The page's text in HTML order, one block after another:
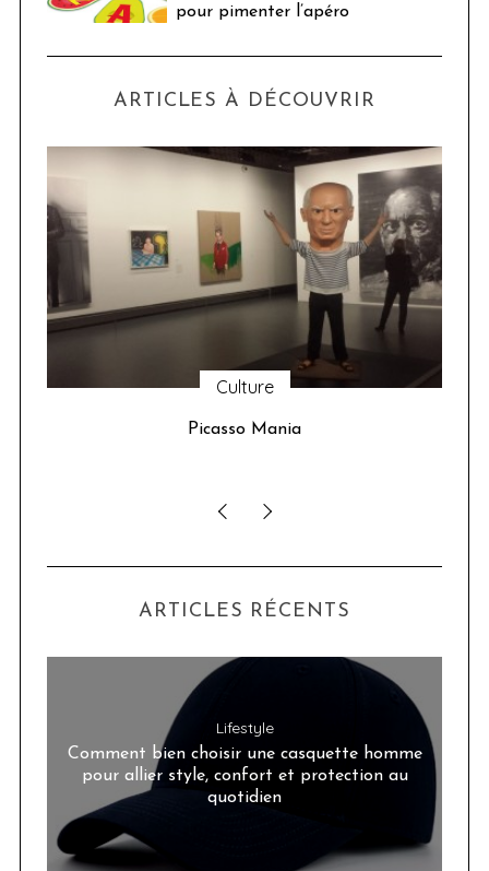
pour pimenter l’apéro
ARTICLES À DÉCOUVRIR
Culture
Picasso Mania
ARTICLES RÉCENTS
Lifestyle
Comment bien choisir une casquette homme
pour allier style, confort et protection au
quotidien